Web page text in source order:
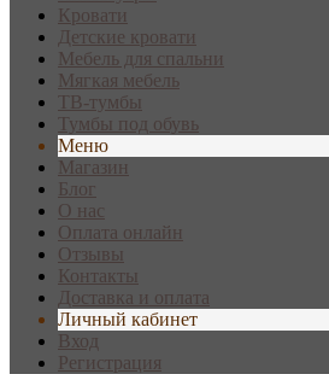
Кровати
Детские кровати
Мебель для спальни
Мягкая мебель
ТВ-тумбы
Тумбы под обувь
Меню
Магазин
Блог
О нас
Оплата онлайн
Отзывы
Контакты
Доставка и оплата
Личный кабинет
Вход
Регистрация